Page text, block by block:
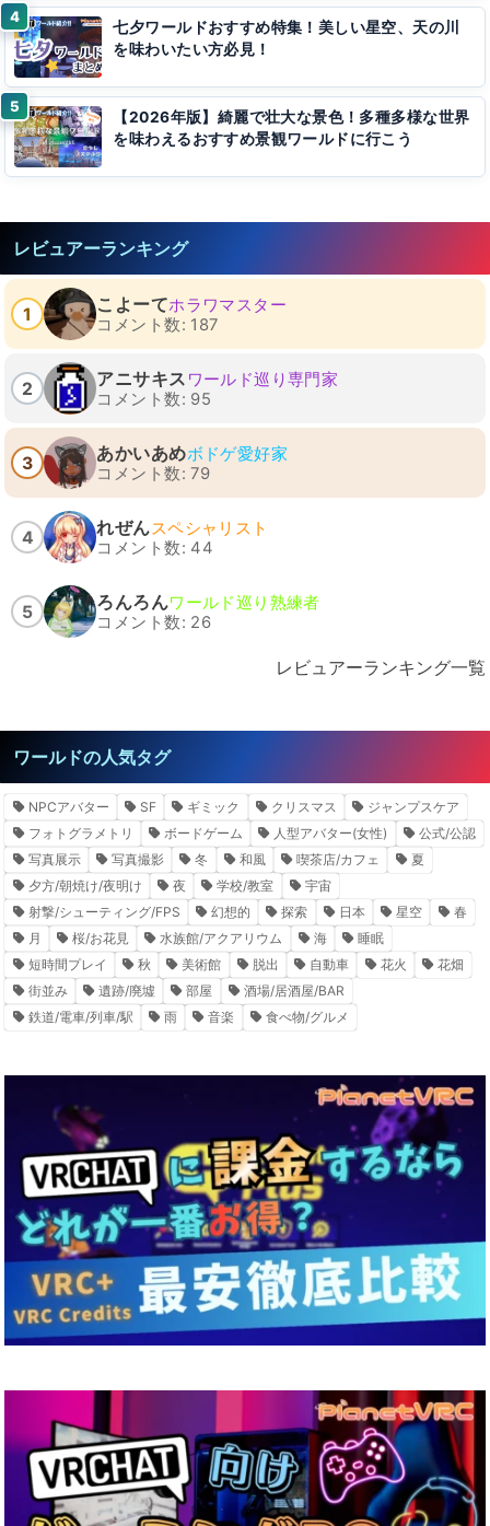
七夕ワールドおすすめ特集！美しい星空、天の川
を味わいたい方必見！
【2026年版】綺麗で壮大な景色！多種多様な世界
を味わえるおすすめ景観ワールドに行こう
レビュアーランキング
1 こよーてホラワマスター
コメント数: 187
2 アニサキス ワールド巡り専門家
コメント数: 95
3 あかいあめボドゲ愛好家
コメント数: 79
4 れぜんスペシャリスト
コメント数: 44
5 ろんろんワールド巡り熟練者
コメント数: 26
レビュアーランキング一覧
ワールドの人気タグ
NPCアバター SF ギミック クリスマス
ジャンプスケア
フォトグラメトリ
ボードゲーム 人型アバター(女性)
公式/公認
写真展示
写真撮影 冬 和風 喫茶店/カフェ
夏
夕方/朝焼け/夜明け
夜 学校/教室
宇宙
射撃/シューティング/FPS
幻想的 探索 日本 星空
春
月
桜/お花見 水族館/アクアリウム 海
睡眠
短時間プレイ
秋 美術館 脱出 自動車 花火
花畑
街並み
遺跡/廃墟 部屋
酒場/居酒屋/BAR
鉄道/電車/列車/駅
雨 音楽 食べ物/グルメ